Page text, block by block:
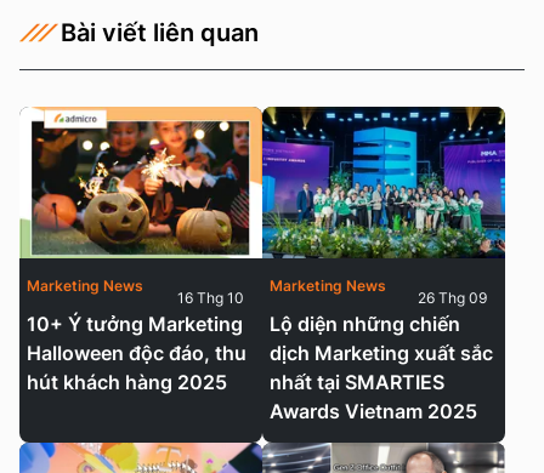
Bài viết liên quan
10+ Ý tưởng Marketing
Halloween độc đáo, thu
hút khách hàng 2025
Marketing News
16 Thg 10
Lộ diện những chiến
dịch Marketing xuất sắc
nhất tại SMARTIES
Awards Vietnam 2025
Marketing News
26 Thg 09